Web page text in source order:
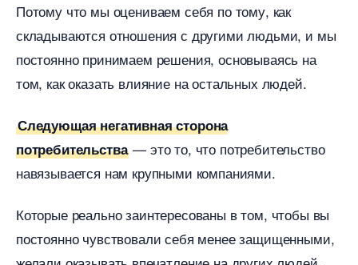
Потому что мы оцениваем себя по тому, как
складываются отношения с другими людьми, и мы
постоянно принимаем решения, основываясь на
том, как оказать влияние на остальных людей.
Следующая негативная сторона
потребительства — это то, что потребительство
навязывается нам крупными компаниями.
Которые реально заинтересованы в том, чтобы вы
постоянно чувствовали себя менее защищенными,